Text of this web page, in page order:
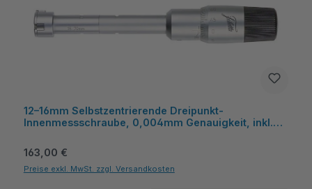
12–16mm Selbstzentrierende Dreipunkt-
Innenmessschraube, 0,004mm Genauigkeit, inkl.
IndustryLine
Regulärer Preis:
163,00 €
Preise exkl. MwSt. zzgl. Versandkosten